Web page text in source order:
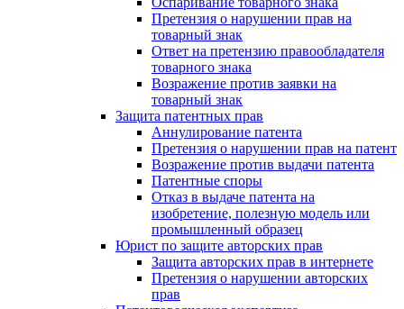
Претензия о нарушении прав на
товарный знак
Ответ на претензию правообладателя
товарного знака
Возражение против заявки на
товарный знак
Защита патентных прав
Аннулирование патента
Претензия о нарушении прав на патент
Возражение против выдачи патента
Патентные споры
Отказ в выдаче патента на
изобретение, полезную модель или
промышленный образец
Юрист по защите авторских прав
Защита авторских прав в интернете
Претензия о нарушении авторских
прав